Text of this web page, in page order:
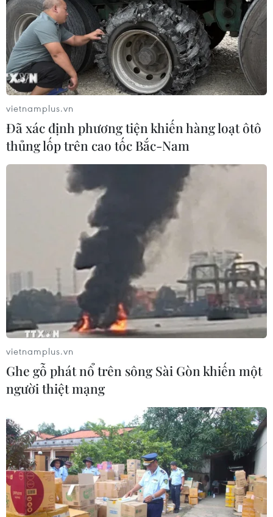
vietnamplus.vn
Đã xác định phương tiện khiến hàng loạt ôtô
thủng lốp trên cao tốc Bắc-Nam
vietnamplus.vn
Ghe gỗ phát nổ trên sông Sài Gòn khiến một
người thiệt mạng